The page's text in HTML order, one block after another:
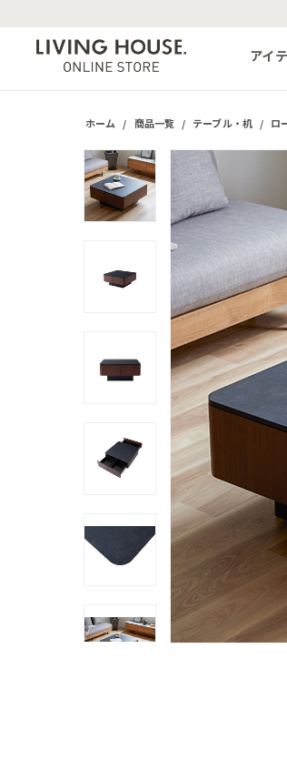
アイ
ホーム / 商品一覧 / テーブル・机 / ロ